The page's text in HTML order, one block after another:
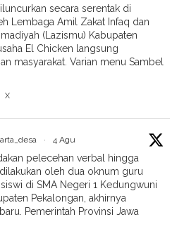
secara serentak di
Lembaga Amil Zakat Infaq dan
(Lazismu) Kabupaten
El Chicken langsung
masyarakat. Varian menu Sambel
X
· 4 Agu
pelecehan verbal hingga
oleh dua oknum guru
di SMA Negeri 1 Kedungwuni
Pekalongan, akhirnya
Pemerintah Provinsi Jawa